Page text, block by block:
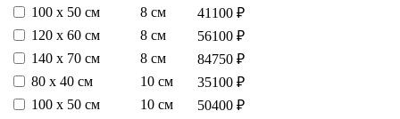
100 х 50 см
8 см
41100 ₽
120 х 60 см
8 см
56100 ₽
140 х 70 см
8 см
84750 ₽
80 х 40 см
10 см
35100 ₽
100 х 50 см
10 см
50400 ₽